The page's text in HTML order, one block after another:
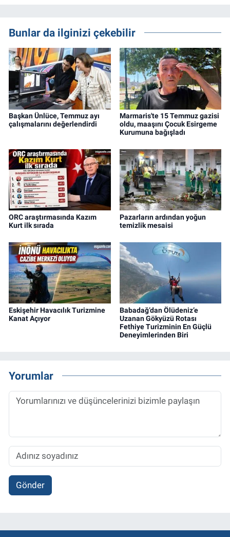
Bunlar da ilginizi çekebilir
Başkan Ünlüce, Temmuz ayı
çalışmalarını değerlendirdi
Marmaris'te 15 Temmuz gazisi
oldu, maaşını Çocuk Esirgeme
Kurumuna bağışladı
ORC araştırmasında Kazım
Kurt ilk sırada
Pazarların ardından yoğun
temizlik mesaisi
Eskişehir Havacılık Turizmine
Kanat Açıyor
Babadağ’dan Ölüdeniz’e
Uzanan Gökyüzü Rotası
Fethiye Turizminin En Güçlü
Deneyimlerinden Biri
Yorumlar
Gönder